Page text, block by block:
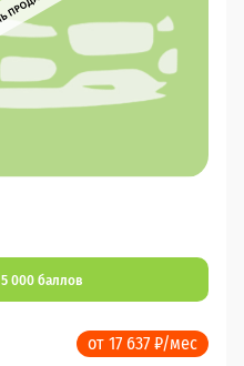
5 000 баллов
от 17 637 ₽/мес